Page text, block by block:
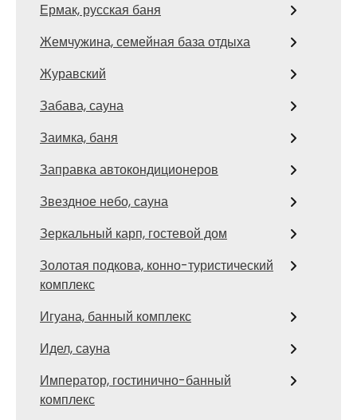
Ермак, русская баня
Жемчужина, семейная база отдыха
Журавский
Забава, сауна
Заимка, баня
Заправка автокондиционеров
Звездное небо, сауна
Зеркальный карп, гостевой дом
Золотая подкова, конно-туристический
комплекс
Игуана, банный комплекс
Идел, сауна
Император, гостинично-банный
комплекс